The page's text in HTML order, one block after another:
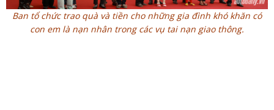
Ban tổ chức trao quà và tiền cho những gia đình khó khăn có
con em là nạn nhân trong các vụ tai nạn giao thông.